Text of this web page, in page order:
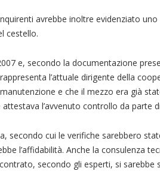
avrebbe inoltre evidenziato
cestello.
e, secondo la documentazione
l’attuale dirigente della
e che il mezzo era già
l’avvenuto controllo da parte
secondo cui le verifiche sarebbero
l’affidabilità. Anche la consulenza
secondo gli esperti, si sarebbe